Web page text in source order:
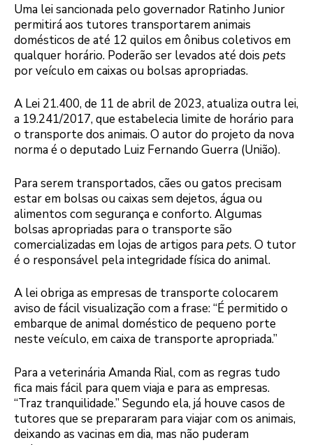
Uma lei sancionada pelo governador Ratinho Junior
permitirá aos tutores transportarem animais
domésticos de até 12 quilos em ônibus coletivos em
qualquer horário. Poderão ser levados até dois pets
por veículo em caixas ou bolsas apropriadas.
A Lei 21.400, de 11 de abril de 2023, atualiza outra lei,
a 19.241/2017, que estabelecia limite de horário para
o transporte dos animais. O autor do projeto da nova
norma é o deputado Luiz Fernando Guerra (União).
Para serem transportados, cães ou gatos precisam
estar em bolsas ou caixas sem dejetos, água ou
alimentos com segurança e conforto. Algumas
bolsas apropriadas para o transporte são
comercializadas em lojas de artigos parapets. O tutor
é o responsável pela integridade física do animal.
A lei obriga as empresas de transporte colocarem
aviso de fácil visualização com a frase: “É permitido o
embarque de animal doméstico de pequeno porte
neste veículo, em caixa de transporte apropriada.”
Para a veterinária Amanda Rial, com as regras tudo
fica mais fácil para quem viaja e para as empresas.
“Traz tranquilidade.” Segundo ela, já houve casos de
tutores que se prepararam para viajar com os animais,
deixando as vacinas em dia, mas não puderam